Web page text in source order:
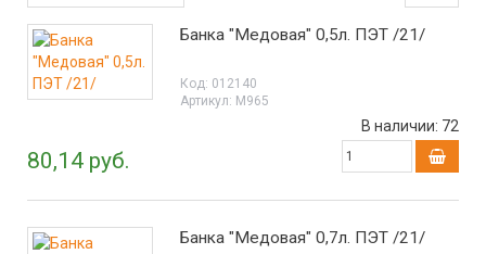
Банка "Медовая" 0,5л. ПЭТ /21/
Код: 012140
Артикул: М965
80,14 руб.
В наличии: 72
Банка "Медовая" 0,7л. ПЭТ /21/